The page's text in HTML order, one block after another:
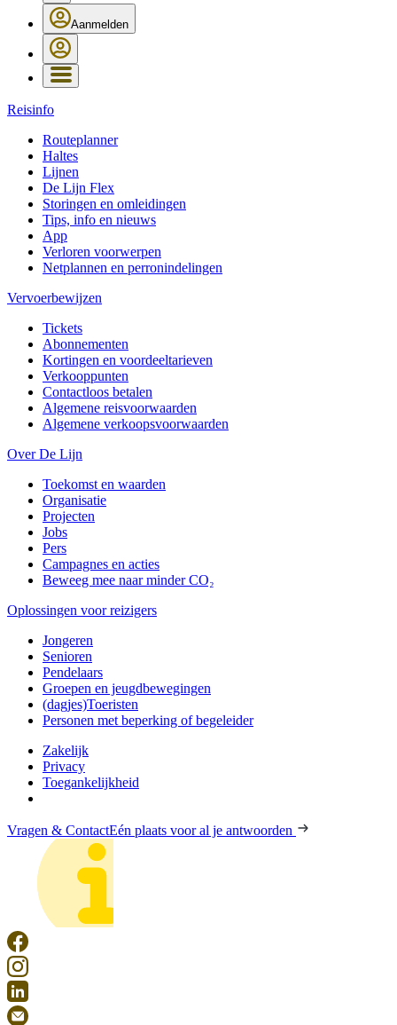
Aanmelden
Reisinfo
Routeplanner
Haltes
Lijnen
De Lijn Flex
Storingen en omleidingen
Tips, info en nieuws
App
Verloren voorwerpen
Netplannen en perronindelingen
Vervoerbewijzen
Tickets
Abonnementen
Kortingen en voordeeltarieven
Verkooppunten
Contactloos betalen
Algemene reisvoorwaarden
Algemene verkoopsvoorwaarden
Over De Lijn
Toekomst en waarden
Organisatie
Projecten
Jobs
Pers
Campagnes en acties
Beweeg mee naar minder CO₂
Oplossingen voor reizigers
Jongeren
Senioren
Pendelaars
Groepen en jeugdbewegingen
(dagjes)Toeristen
Personen met beperking of begeleider
Zakelijk
Privacy
Toegankelijkheid
Vragen & ContactEén plaats voor al je antwoorden